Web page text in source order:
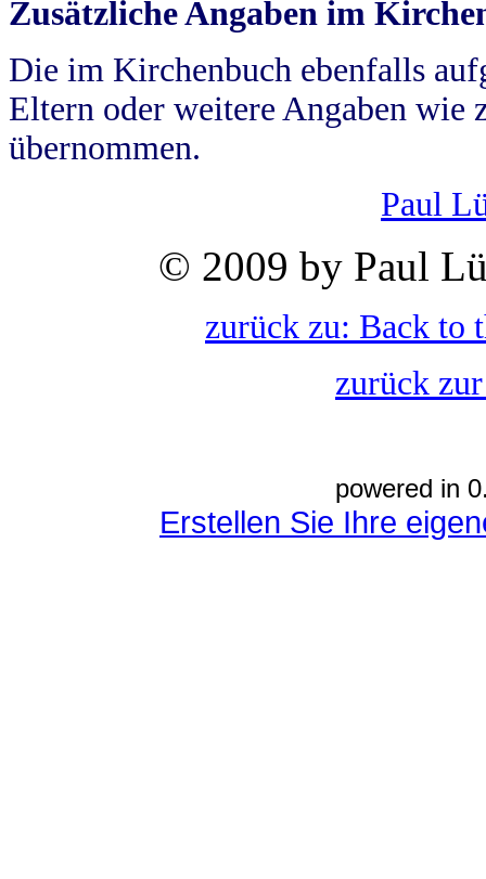
Zusätzliche Angaben im
Die im Kirchenbuch ebenfalls
Eltern oder weitere Angaben wie
übernommen.
Paul
© 2009 by Paul
zurück zu: Back to
zurück
powered in
Erstellen Sie Ihre